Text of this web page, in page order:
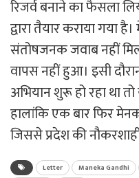
रिजर्व बनाने का फैसला
द्वारा तैयार कराया गया
संतोषजनक जवाब नहीं
वापस नहीं हुआ। इसी
अभियान शुरू हो रहा था
हालांकि एक बार फिर
जिससे प्रदेश की
Letter Maneka Gandhi